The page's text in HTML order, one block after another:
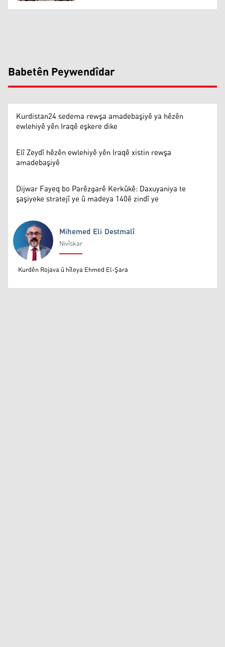
Babetên Peywendîdar
Kurdistan24 sedema rewşa amadebaşiyê ya hêzên
ewlehiyê yên Iraqê eşkere dike
Elî Zeydî hêzên ewlehiyê yên Iraqê xistin rewşa
amadebaşiyê
Dijwar Fayeq bo Parêzgarê Kerkûkê: Daxuyaniya te
şaşiyeke stratejî ye û madeya 140ê zindî ye
Mihemed Eli Destmalî
Mihemed Eli Destmalî
Nivîskar
Kurdên Rojava û hîleya Ehmed El-Şara